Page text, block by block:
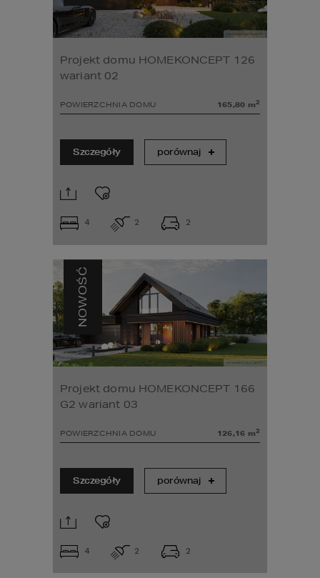
Projekt domu HOMEKONCEPT 126
wariant 02
POWIERZCHNIA DOMU 165,80 m2
4 2 2
Szczegóły porównaj
NOWOŚĆ
Projekt domu HOMEKONCEPT 166
G2 wariant 03
POWIERZCHNIA DOMU 126,16 m2
4 2 2
Szczegóły porównaj